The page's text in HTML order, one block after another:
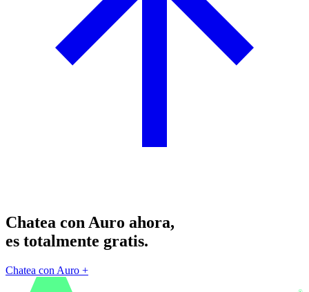
Chatea con Auro ahora,
es totalmente gratis.
Chatea con Auro +